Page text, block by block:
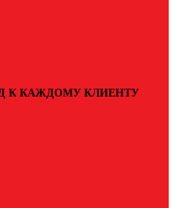
К КАЖДОМУ КЛИЕНТУ